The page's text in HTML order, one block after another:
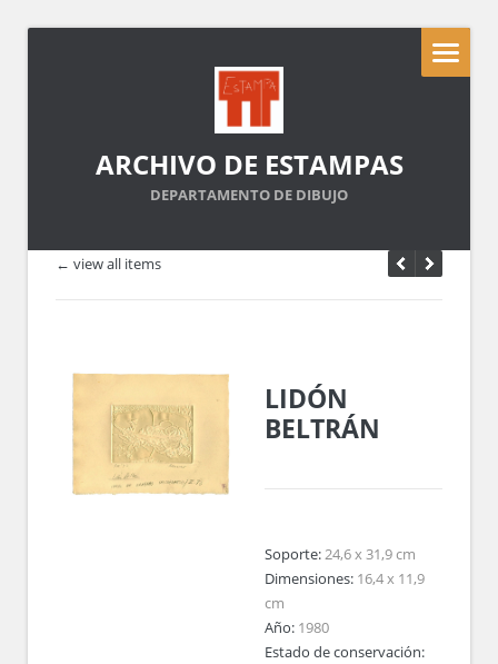
ARCHIVO DE ESTAMPAS
DEPARTAMENTO DE DIBUJO
← view all items
LIDÓN
BELTRÁN
Soporte:24,6 x 31,9 cm
Dimensiones: 16,4 x 11,9
cm
Año: 1980
Estado de conservación: